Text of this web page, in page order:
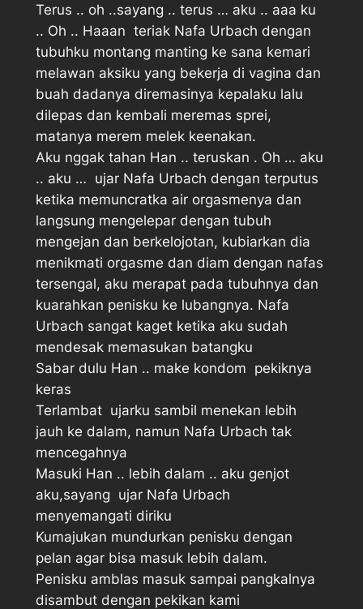
Terus .. oh ..sayang .. terus … aku .. aaa ku
.. Oh .. Haaan  teriak Nafa Urbach dengan
tubuhku montang manting ke sana kemari
melawan aksiku yang bekerja di vagina dan
buah dadanya diremasinya kepalaku lalu
dilepas dan kembali meremas sprei,
matanya merem melek keenakan.
Aku nggak tahan Han .. teruskan . Oh … aku
.. aku …  ujar Nafa Urbach dengan terputus
ketika memuncratka air orgasmenya dan
langsung mengelepar dengan tubuh
mengejan dan berkelojotan, kubiarkan dia
menikmati orgasme dan diam dengan nafas
tersengal, aku merapat pada tubuhnya dan
kuarahkan penisku ke lubangnya. Nafa
Urbach sangat kaget ketika aku sudah
mendesak memasukan batangku
Sabar dulu Han .. make kondom  pekiknya
keras
Terlambat  ujarku sambil menekan lebih
jauh ke dalam, namun Nafa Urbach tak
mencegahnya
Masuki Han .. lebih dalam .. aku genjot
aku,sayang  ujar Nafa Urbach
menyemangati diriku
Kumajukan mundurkan penisku dengan
pelan agar bisa masuk lebih dalam.
Penisku amblas masuk sampai pangkalnya
disambut dengan pekikan kami